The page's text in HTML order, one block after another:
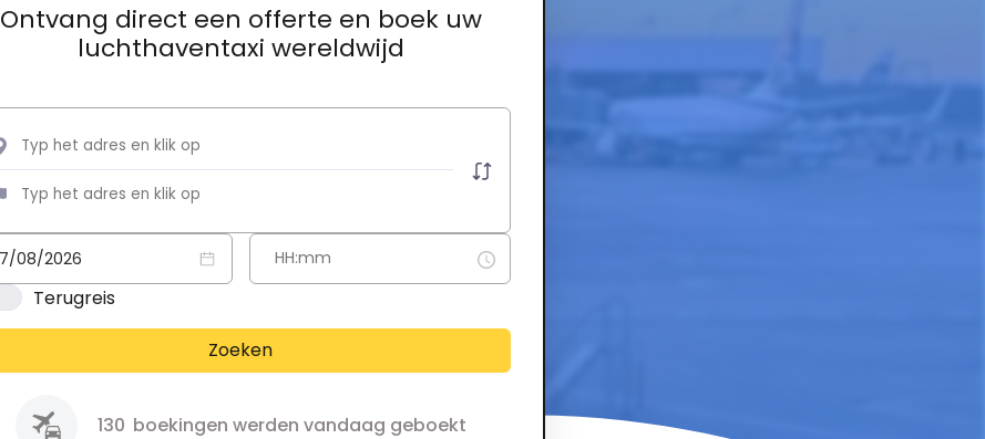
Ontvang direct een offerte en boek uw
luchthaventaxi wereldwijd
Terugreis
Zoeken
130 boekingen werden vandaag geboekt